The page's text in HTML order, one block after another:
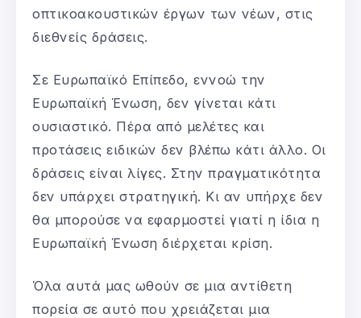
οπτικοακουστικών έργων των νέων, στις
διεθνείς δράσεις.
Σε Ευρωπαϊκό Επίπεδο, εννοώ την
Ευρωπαϊκή Ένωση, δεν γίνεται κάτι
ουσιαστικό. Πέρα από μελέτες και
προτάσεις ειδικών δεν βλέπω κάτι άλλο. Οι
δράσεις είναι λίγες. Στην πραγματικότητα
δεν υπάρχει στρατηγική. Κι αν υπήρχε δεν
θα μπορούσε να εφαρμοστεί γιατί η ίδια η
Ευρωπαϊκή Ένωση διέρχεται κρίση.
Όλα αυτά μας ωθούν σε μια αντίθετη
πορεία σε αυτό που χρειάζεται μια